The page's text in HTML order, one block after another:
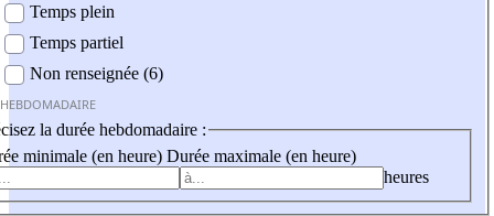
Temps plein
Temps partiel
Non renseignée (6)
la durée hebdomadaire :
minimale (en heure) Durée maximale (en heure)
heures